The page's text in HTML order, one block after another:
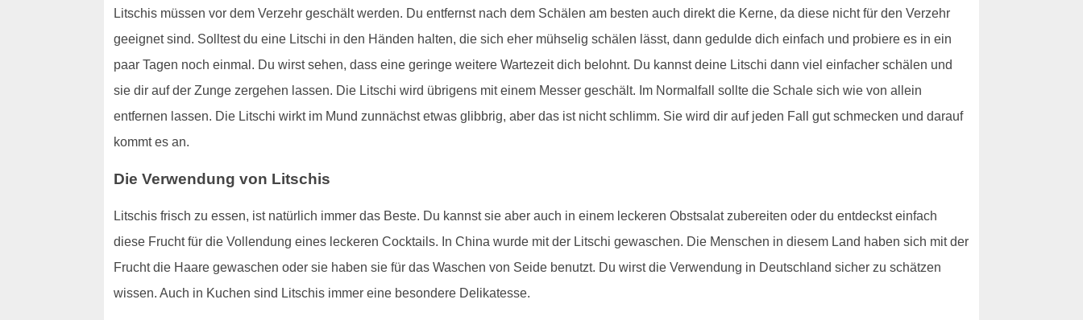
Litschis müssen vor dem Verzehr geschält werden. Du entfernst nach dem Schälen am besten auch direkt die Kerne, da diese nicht für den Verzehr
geeignet sind. Solltest du eine Litschi in den Händen halten, die sich eher mühselig schälen lässt, dann gedulde dich einfach und probiere es in ein
paar Tagen noch einmal. Du wirst sehen, dass eine geringe weitere Wartezeit dich belohnt. Du kannst deine Litschi dann viel einfacher schälen und
sie dir auf der Zunge zergehen lassen. Die Litschi wird übrigens mit einem Messer geschält. Im Normalfall sollte die Schale sich wie von allein
entfernen lassen. Die Litschi wirkt im Mund zunnächst etwas glibbrig, aber das ist nicht schlimm. Sie wird dir auf jeden Fall gut schmecken und darauf
kommt es an.
Die Verwendung von Litschis
Litschis frisch zu essen, ist natürlich immer das Beste. Du kannst sie aber auch in einem leckeren Obstsalat zubereiten oder du entdeckst einfach
diese Frucht für die Vollendung eines leckeren Cocktails. In China wurde mit der Litschi gewaschen. Die Menschen in diesem Land haben sich mit der
Frucht die Haare gewaschen oder sie haben sie für das Waschen von Seide benutzt. Du wirst die Verwendung in Deutschland sicher zu schätzen
wissen. Auch in Kuchen sind Litschis immer eine besondere Delikatesse.